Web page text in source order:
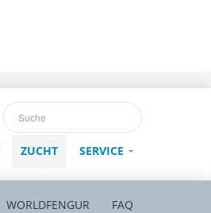
ZUCHT SERVICE
WORLDFENGUR FAQ